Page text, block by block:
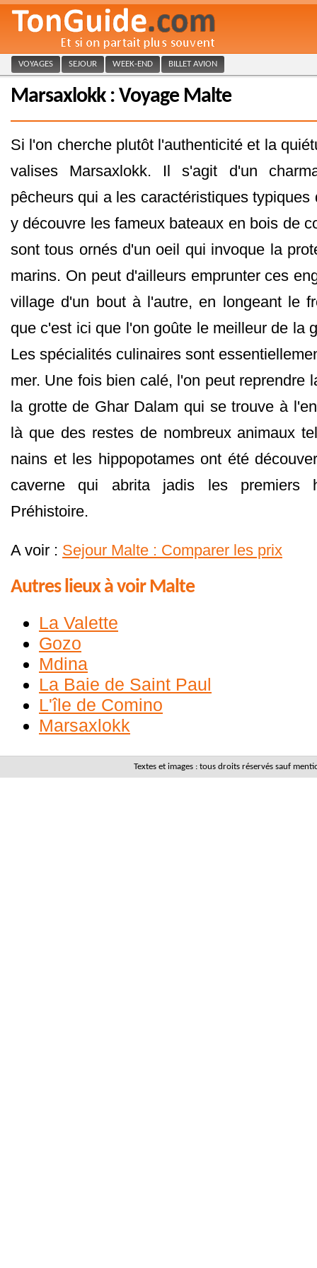
VOYAGES SEJOUR WEEK-END BILLET AVION
Marsaxlokk : Voyage Malte
Si l'on cherche plutôt l'authenticité et la
valises Marsaxlokk. Il s'agit d'un
pêcheurs qui a les caractéristiques typiques
y découvre les fameux bateaux en bois de
sont tous ornés d'un oeil qui invoque la
marins. On peut d'ailleurs emprunter ces
village d'un bout à l'autre, en longeant le
que c'est ici que l'on goûte le meilleur de la
Les spécialités culinaires sont
mer. Une fois bien calé, l'on peut reprendre
la grotte de Ghar Dalam qui se trouve à
là que des restes de nombreux animaux
nains et les hippopotames ont été
caverne qui abrita jadis les premiers
Préhistoire.
A voir : Sejour Malte : Comparer les prix
Autres lieux à voir Malte
La Valette
Gozo
Mdina
La Baie de Saint Paul
L'île de Comino
Marsaxlokk
Textes et images : tous droits réservés sauf